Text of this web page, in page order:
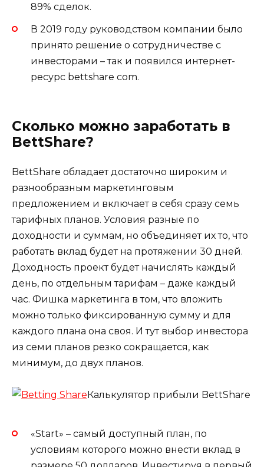
89% сделок.
В 2019 году руководством компании было
принято решение о сотрудничестве с
инвесторами – так и появился интернет-
ресурс bettshare com.
Сколько можно заработать в
BettShare?
BettShare обладает достаточно широким и
разнообразным маркетинговым
предложением и включает в себя сразу семь
тарифных планов. Условия разные по
доходности и суммам, но объединяет их то, что
работать вклад будет на протяжении 30 дней.
Доходность проект будет начислять каждый
день, по отдельным тарифам – даже каждый
час. Фишка маркетинга в том, что вложить
можно только фиксированную сумму и для
каждого плана она своя. И тут выбор инвестора
из семи планов резко сокращается, как
минимум, до двух планов.
Калькулятор прибыли BettShare
«Start» – самый доступный план, по
условиям которого можно внести вклад в